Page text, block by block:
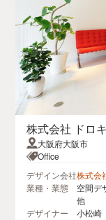
株式会社 ドロ
大阪府大阪市
Office
デザイン会社株式会
業種・業態
空間デ
他
デザイナー
小松